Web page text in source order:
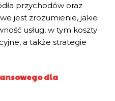
przychodów oraz
jest zrozumienie, jakie
usług, w tym koszty
a także strategie
dla